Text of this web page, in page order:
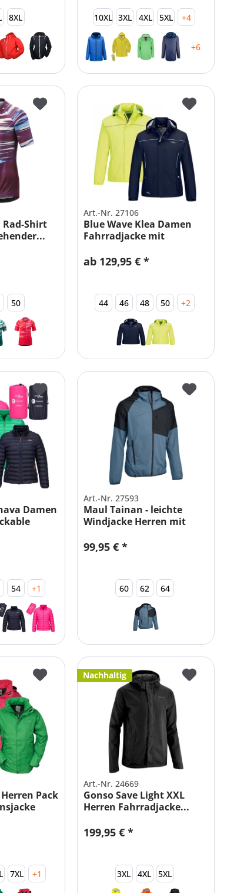
8XL 10XL 3XL 4XL 5XL +4
+6
Rad-Shirt
50
Art.-Nr. 27106
Blue Wave Klea Damen
Fahrradjacke mit
ab 129,95 € *
44 46 48 50 +2
Damen
54 +1
Art.-Nr. 27593
Maul Tainan - leichte
Windjacke Herren mit
99,95 € *
60 62 64
Pack
7XL +1
Nachhaltig
Art.-Nr. 24669
Gonso Save Light XXL
Herren Fahrradjacke...
199,95 € *
3XL 4XL 5XL